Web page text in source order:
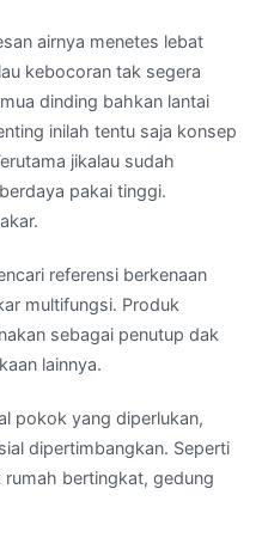
airnya menetes lebat
kebocoran tak segera
dinding bahkan lantai
inilah tentu saja konsep
jikalau sudah
pakai tinggi.
referensi berkenaan
multifungsi. Produk
sebagai penutup dak
lainnya.
pokok yang diperlukan,
dipertimbangkan. Seperti
bertingkat, gedung